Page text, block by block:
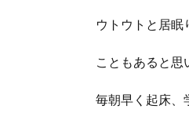
ウトウトと居眠
こともあると思
毎朝早く起床、